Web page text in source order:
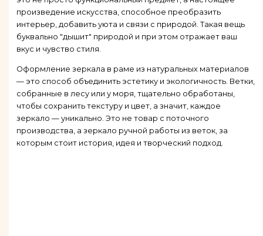
произведение искусства, способное преобразить
интерьер, добавить уюта и связи с природой. Такая вещь
буквально "дышит" природой и при этом отражает ваш
вкус и чувство стиля.
Оформление зеркала в раме из натуральных материалов
— это способ объединить эстетику и экологичность. Ветки,
собранные в лесу или у моря, тщательно обработаны,
чтобы сохранить текстуру и цвет, а значит, каждое
зеркало — уникально. Это не товар с поточного
производства, а зеркало ручной работы из веток, за
которым стоит история, идея и творческий подход.